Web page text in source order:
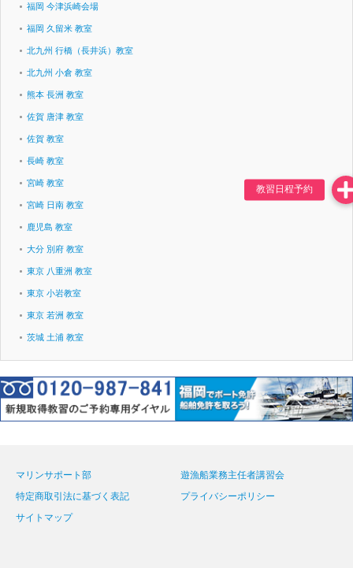
福岡 今津浜崎会場
福岡 久留米 教室
北九州 行橋（長井浜）教室
北九州 小倉 教室
熊本 長洲 教室
佐賀 唐津 教室
佐賀 教室
長崎 教室
宮崎 教室
宮崎 日南 教室
鹿児島 教室
大分 別府 教室
東京 八重洲 教室
東京 小岩教室
東京 若洲 教室
茨城 土浦 教室
マリンサポート部
遊漁船業務主任者講習会
特定商取引法に基づく表記
プライバシーポリシー
サイトマップ